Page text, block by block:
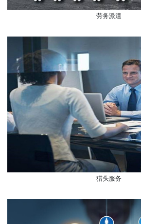
劳务派遣
猎头服务